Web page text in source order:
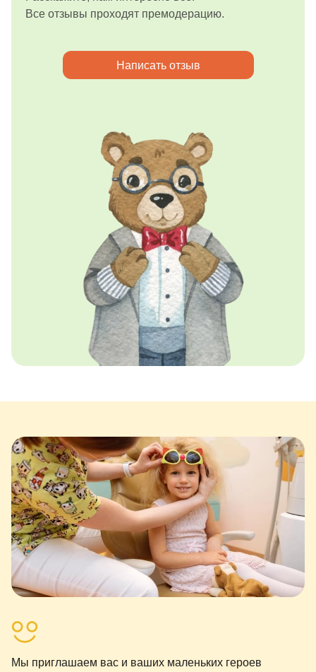
Все отзывы проходят премодерацию.
Написать отзыв
Мы приглашаем вас и ваших маленьких героев